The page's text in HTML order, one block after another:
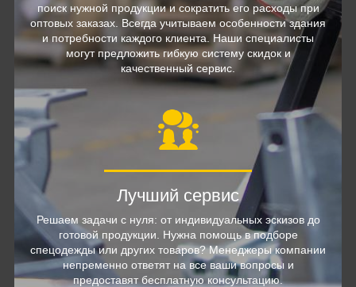
поиск нужной продукции и сократить его расходы при
оптовых заказах. Всегда учитываем особенности здания
и потребности каждого клиента. Наши специалисты
могут предложить гибкую систему скидок и
качественный сервис.
Лучший сервис
Решаем задачи с нуля: от индивидуальных эскизов до
готовой продукции. Нужна помощь в подборе
спецодежды или других товаров? Менеджеры компании
непременно ответят на все ваши вопросы и
предоставят бесплатную консультацию.